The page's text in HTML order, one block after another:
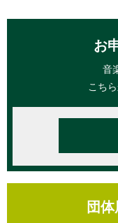
お
音
こち
団